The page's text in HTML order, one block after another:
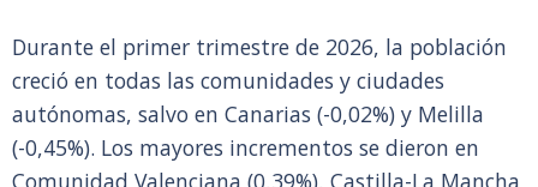
Durante el primer trimestre de 2026, la población
creció en todas las comunidades y ciudades
autónomas, salvo en Canarias (-0,02%) y Melilla
(-0,45%). Los mayores incrementos se dieron en
Comunidad Valenciana (0,39%), Castilla-La Mancha